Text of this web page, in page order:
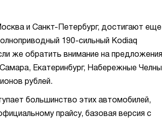
и Санкт-Петербург, достигают еще
190-сильный Kodiaq
же обратить внимание на предложения
Екатеринбург, Набережные Челны
рублей.
большинство этих автомобилей,
прайсу, базовая версия с